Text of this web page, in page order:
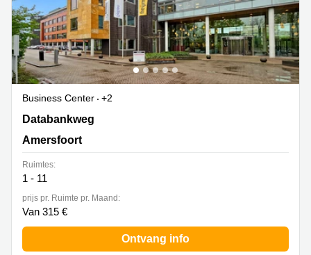
Business Center
+2
Databankweg 26, Amersfoort
Databankweg
Amersfoort
Ruimtes:
1 - 11
prijs pr. Ruimte pr. Maand:
Van 315 €
Ontvang info